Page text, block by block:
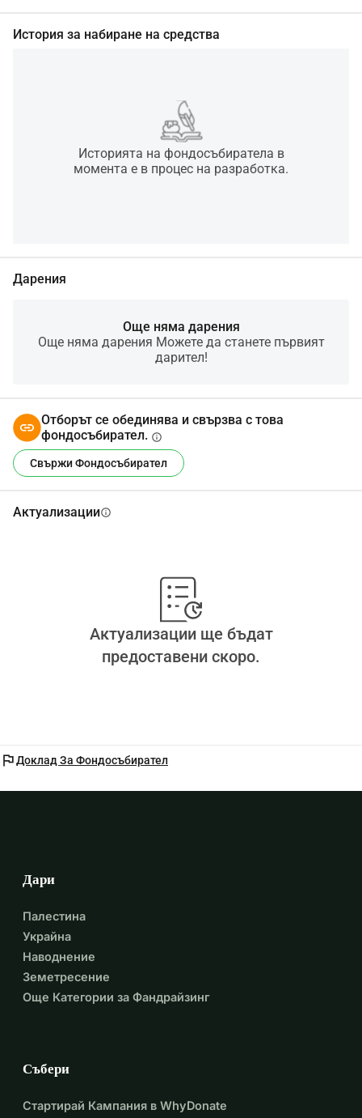
История за набиране на средства
Историята на фондосъбиратела в
момента е в процес на разработка.
Дарения
Още няма дарения
Още няма дарения Можете да станете първият
дарител!
Отборът се обединява и свързва с това
фондосъбирател. info
Свържи Фондосъбирател
Актуализацииinfo
Актуализации ще бъдат
предоставени скоро.
flagДоклад За Фондосъбирател
Дари
Палестина
Украйна
Наводнение
Земетресение
Още Категории за Фандрайзинг
Събери
Стартирай Кампания в WhyDonate